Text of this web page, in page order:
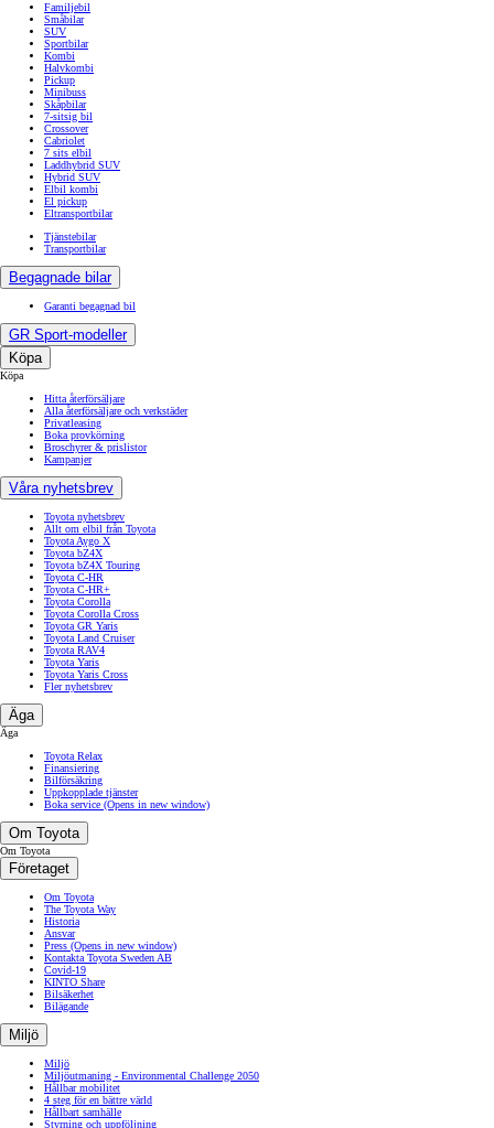
Familjebil
Småbilar
SUV
Sportbilar
Kombi
Halvkombi
Pickup
Minibuss
Skåpbilar
7-sitsig bil
Crossover
Cabriolet
7 sits elbil
Laddhybrid SUV
Hybrid SUV
Elbil kombi
El pickup
Eltransportbilar
Tjänstebilar
Transportbilar
Begagnade bilar
Garanti begagnad bil
GR Sport-modeller
Köpa
Köpa
Hitta återförsäljare
Alla återförsäljare och verkstäder
Privatleasing
Boka provkörning
Broschyrer & prislistor
Kampanjer
Våra nyhetsbrev
Toyota nyhetsbrev
Allt om elbil från Toyota
Toyota Aygo X
Toyota bZ4X
Toyota bZ4X Touring
Toyota C-HR
Toyota C-HR+
Toyota Corolla
Toyota Corolla Cross
Toyota GR Yaris
Toyota Land Cruiser
Toyota RAV4
Toyota Yaris
Toyota Yaris Cross
Fler nyhetsbrev
Äga
Äga
Toyota Relax
Finansiering
Bilförsäkring
Uppkopplade tjänster
Boka service (Opens in new window)
Om Toyota
Om Toyota
Företaget
Om Toyota
The Toyota Way
Historia
Ansvar
Press (Opens in new window)
Kontakta Toyota Sweden AB
Covid-19
KINTO Share
Bilsäkerhet
Bilägande
Miljö
Miljö
Miljöutmaning - Environmental Challenge 2050
Hållbar mobilitet
4 steg för en bättre värld
Hållbart samhälle
Styrning och uppföljning